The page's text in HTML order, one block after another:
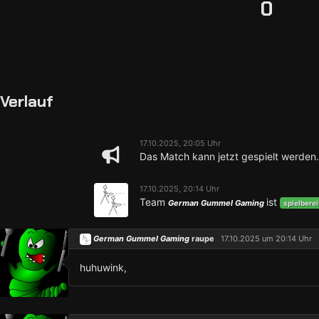
0
Verlauf
17.10.2025, 20:05 Uhr
Das Match kann jetzt gespielt werden.
17.10.2025, 20:14 Uhr
Team German Gummel Gaming ist
German Gummel Gaming raupe 17.10.2025 um 20:14 Uhr
huhuwink,